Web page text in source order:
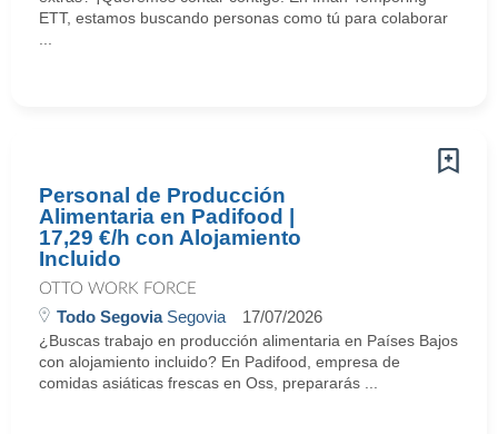
ETT, estamos buscando personas como tú para colaborar
Personal de Producción
Alimentaria en Padifood |
17,29 €/h con Alojamiento
Incluido
OTTO WORK FORCE
Todo SegoviaSegovia 17/07/2026
¿Buscas trabajo en producción alimentaria en Países Bajos
con alojamiento incluido? En Padifood, empresa de
comidas asiáticas frescas en Oss, prepararás ...